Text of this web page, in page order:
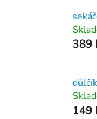
389
149